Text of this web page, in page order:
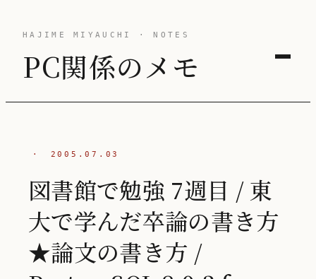
HAJIME MIYAUCHI · NOTES
PC関係のメモ
· 2005.07.03
図書館で勉強 7週目 / 東
大で学んだ卒論の書き方
★論文の書き方 /